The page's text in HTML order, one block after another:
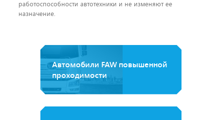
работоспособности автотехники и не изменяют ее
назначение.
Автомобили FAW повышенной
проходимости